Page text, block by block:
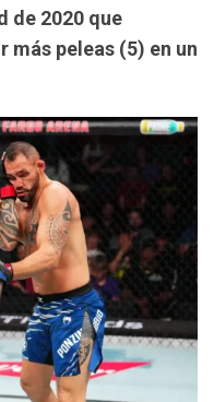
de 2020 que
más peleas (5) en un